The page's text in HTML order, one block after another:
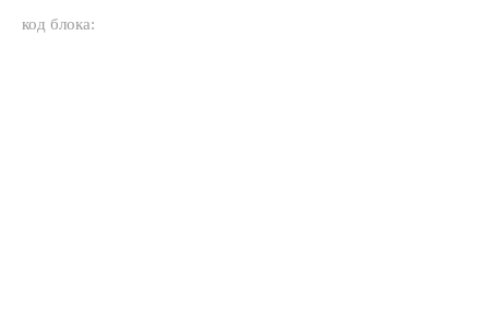
код блока: